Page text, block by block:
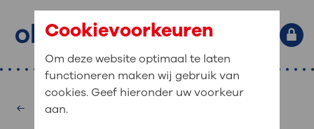
Primaire website navigatie
Home
: waar bent u naar op zoek?
MijnOLVG
Geriatrie
Cookievoorkeuren
Om deze website optimaal te laten
functioneren maken wij gebruik van
cookies. Geef hieronder uw voorkeur
aan.